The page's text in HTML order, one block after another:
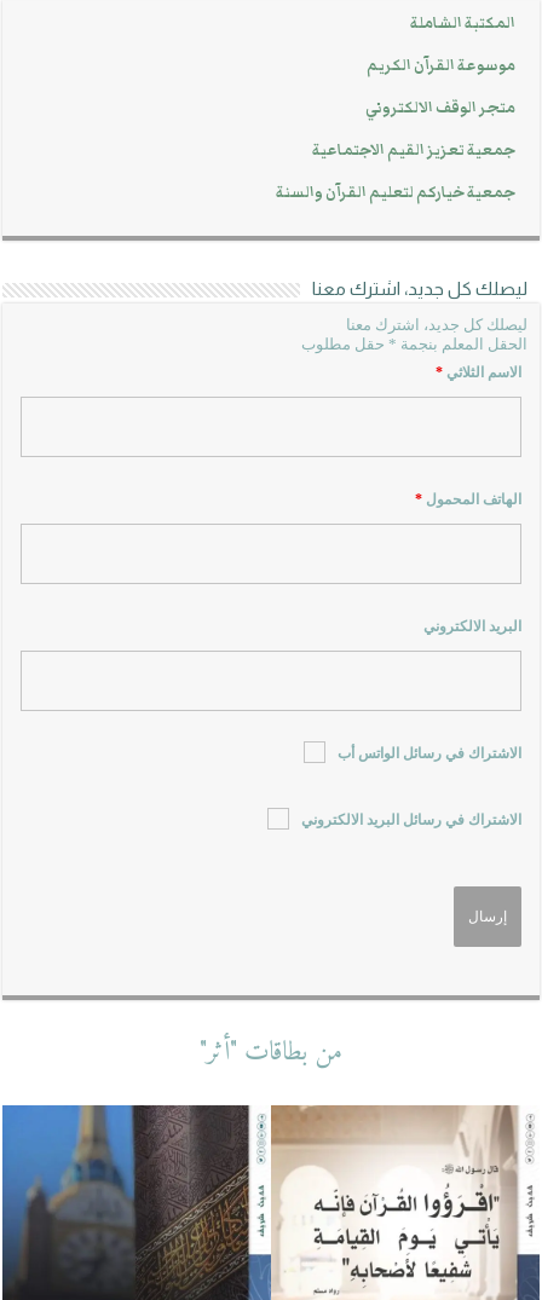
المكتبة الشاملة
موسوعة القرآن الكريم
متجر الوقف الالكتروني
جمعية تعزيز القيم الاجتماعية
جمعية خياركم لتعليم القرآن والسنة
ليصلك كل جديد، اشترك معنا
ليصلك كل جديد، اشترك معنا
الحقل المعلم بنجمة * حقل مطلوب
الاسم الثلاثي*
الهاتف المحمول*
البريد الالكتروني
الاشتراك في رسائل الواتس أب
الاشتراك في رسائل البريد الالكتروني
من بطاقات "أثر"